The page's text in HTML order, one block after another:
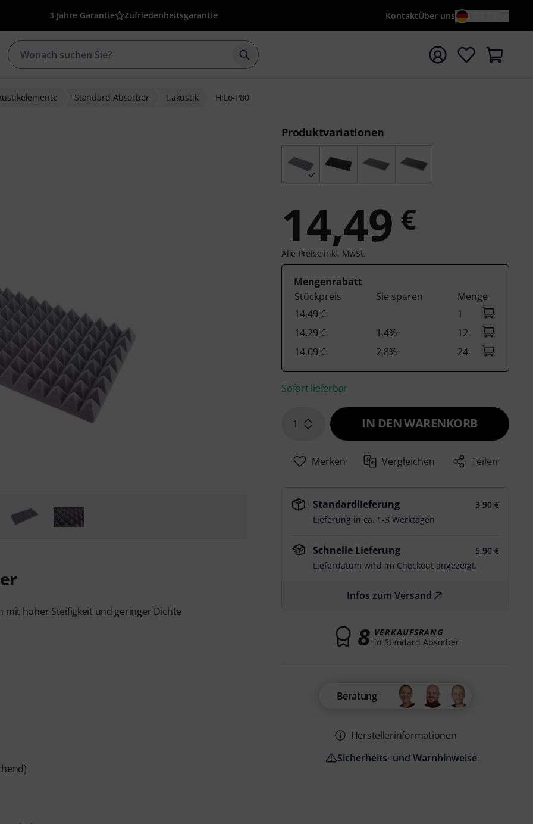
3 Jahre Garantie Zufriedenheitsgarantie KontaktÜber uns
Suche mit Suchwort {searchTerm} starten
Standard Absorber t.akustik HiLo-P80
mit hoher Steifigkeit und geringer Dichte
Produktvariationen
14,49 €
Alle Preise inkl. MwSt.
Mengenrabatt
Stückpreis
Sie sparen
Menge
14,49 €
1
14,29 €
1,4%
12
14,09 €
2,8% 24
Sofort lieferbar
1 IN DEN WARENKORB
Merken Vergleichen Teilen
Standardlieferung
3,90 €
Lieferung in ca. 1-3 Werktagen
Schnelle Lieferung
5,90 €
Lieferdatum wird im Checkout angezeigt.
Infos zum Versand
8 VERKAUFSRANG
in Standard Absorber
Beratung
Herstellerinformationen
Sicherheits- und Warnhinweise